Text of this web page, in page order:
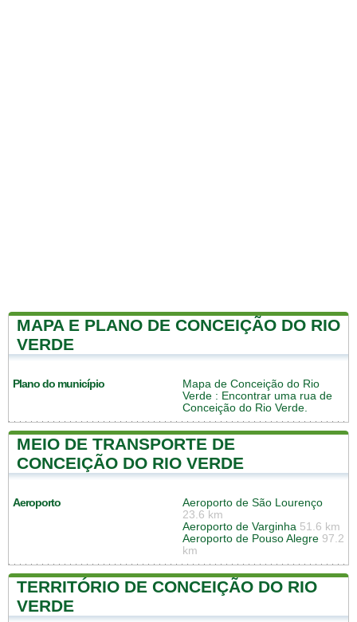
MAPA E PLANO DE CONCEIÇÃO DO RIO
VERDE
Plano do município
Mapa de Conceição do Rio
Verde : Encontrar uma rua de
Conceição do Rio Verde.
MEIO DE TRANSPORTE DE
CONCEIÇÃO DO RIO VERDE
Aeroporto
Aeroporto de São Lourenço
23.6 km
Aeroporto de Varginha 51.6 km
Aeroporto de Pouso Alegre 97.2
km
TERRITÓRIO DE CONCEIÇÃO DO RIO
VERDE